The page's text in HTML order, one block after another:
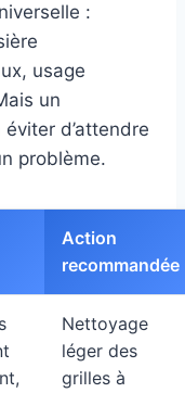
:
usage
un
d’attendre
problème.
Action
recommandée
Nettoyage
léger des
grilles à